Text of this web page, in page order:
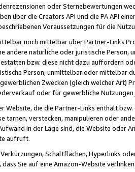
oder Sternebewertungen
über die Creators API und die PA API
Voraussetzungen für die
noch mittelbar über Partner-Links
andere natürliche oder juristische
bzw. diese nicht dazu auffordern
Person, unmittelbar oder mittelbar
Zwecken (gleich welcher Art)
oder für gewerbliche
Website, die die Partner-Links enthält
tarnen, verstecken, manipulieren oder
in der Lage sind, die Website oder
aufruft.
Schaltflächen, Hyperlinks
Sie auf eine Amazon-Website